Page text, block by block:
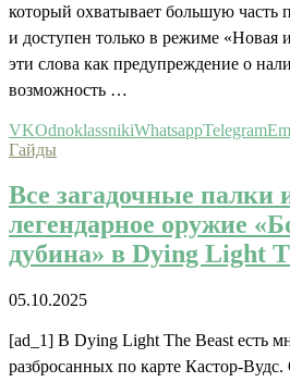
который охватывает большую часть
и доступен только в режиме «Новая
эти слова как предупреждение о
возможность …
VKOdnoklassnikiWhatsappTelegram
Гайды
Все загадочные палки
легендарное оружие
дубина» в Dying Light
05.10.2025
[ad_1] В Dying Light The Beast есть
разбросанных по карте Кастор-